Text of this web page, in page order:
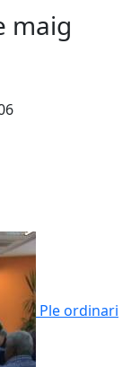
maig
Ple ordinari